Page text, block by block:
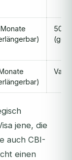
Monate
jene, die
auch CBI-
einen